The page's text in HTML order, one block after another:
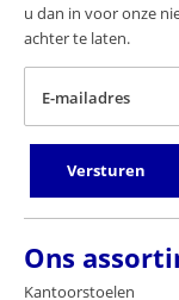
u dan in voor onze
achter te laten.
E-mailadres
Versturen
Ons
Kantoorstoelen